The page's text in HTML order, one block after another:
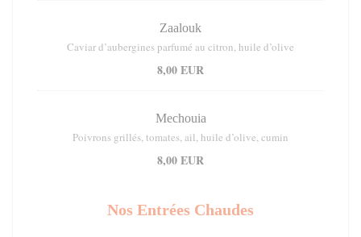
Zaalouk
Caviar d’aubergines parfumé au citron, huile d’olive
8,00 EUR
Mechouia
Poivrons grillés, tomates, ail, huile d’olive, cumin
8,00 EUR
Nos Entrées Chaudes